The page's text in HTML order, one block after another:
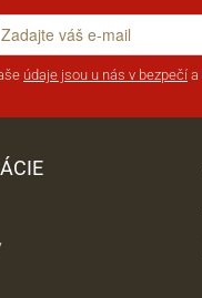
údaje jsou u nás v bezpečí a